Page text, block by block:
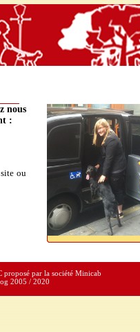
nous
:
ou
proposé par la société Minicab
2005 / 2020